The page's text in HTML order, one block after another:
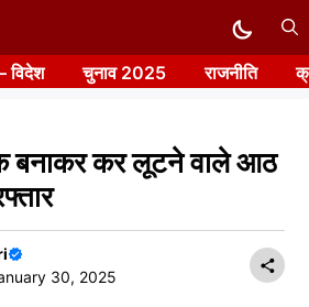
विदेश चुनाव 2025 राजनीति
बनाकर कर लूटने वाले आठ
30, 2025